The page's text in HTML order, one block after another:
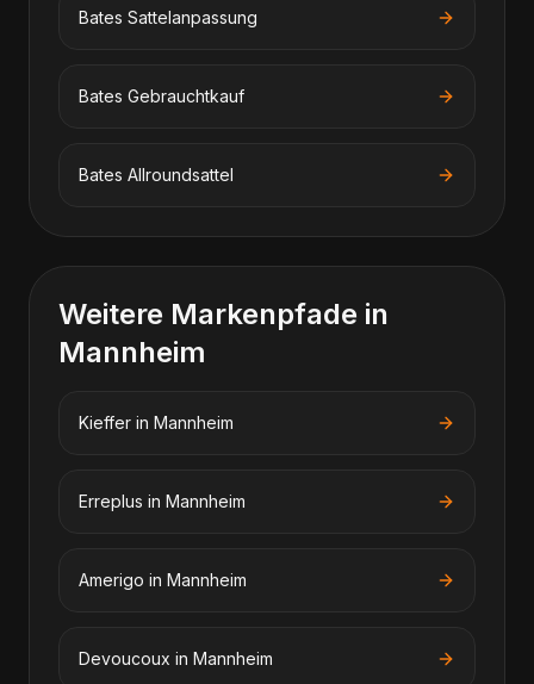
Bates Sattelanpassung
Bates Gebrauchtkauf
Bates Allroundsattel
Weitere Markenpfade in
Mannheim
Kieffer in Mannheim
Erreplus in Mannheim
Amerigo in Mannheim
Devoucoux in Mannheim